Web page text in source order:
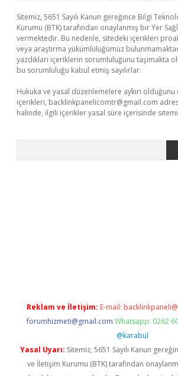
Sitemiz, 5651 Sayılı Kanun gereğince Bilgi
Kurumu (BTK) tarafından onaylanmış bir Yer
vermektedir. Bu nedenle, sitedeki içerikleri
veya araştırma yükümlülüğümüz
yazdıkları içeriklerin sorumluluğunu taşımakta
bu sorumluluğu kabul etmiş sayılırlar.
Hukuka ve yasal düzenlemelere aykırı
içerikleri, backlinkpanelicomtr@gmail.com
halinde, ilgili içerikler yasal süre içerisinde
Reklam ve İletişim: E-mail:
forumhizmeti@gmail.com Whatsapp: 0262
@karabul
Yasal Uyarı: Sitemiz, 5651 Sayılı Kanun
ve İletişim Kurumu (BTK) tarafından